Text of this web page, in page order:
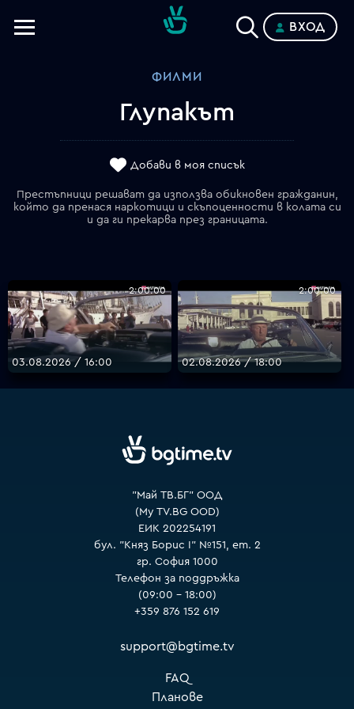
ВХОД
ФИЛМИ
Глупакът
Добави в моя списък
Престъпници решават да използва обикновен гражданин,
който да пренася наркотици и скъпоценности в колата си
и да ги прекарва през границата.
2:00:00
03.08.2026 / 16:00
2:00:00
02.08.2026 / 18:00
"Май ТВ.БГ" ООД
(My TV.BG OOD)
ЕИК 202254191
бул. "Княз Борис I" №151, ет. 2
гр. София 1000
Телефон за поддръжка
(09:00 – 18:00)
+359 876 152 619
support@bgtime.tv
FAQ
Планове